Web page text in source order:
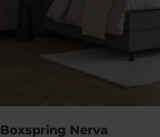
Boxspring Nerva